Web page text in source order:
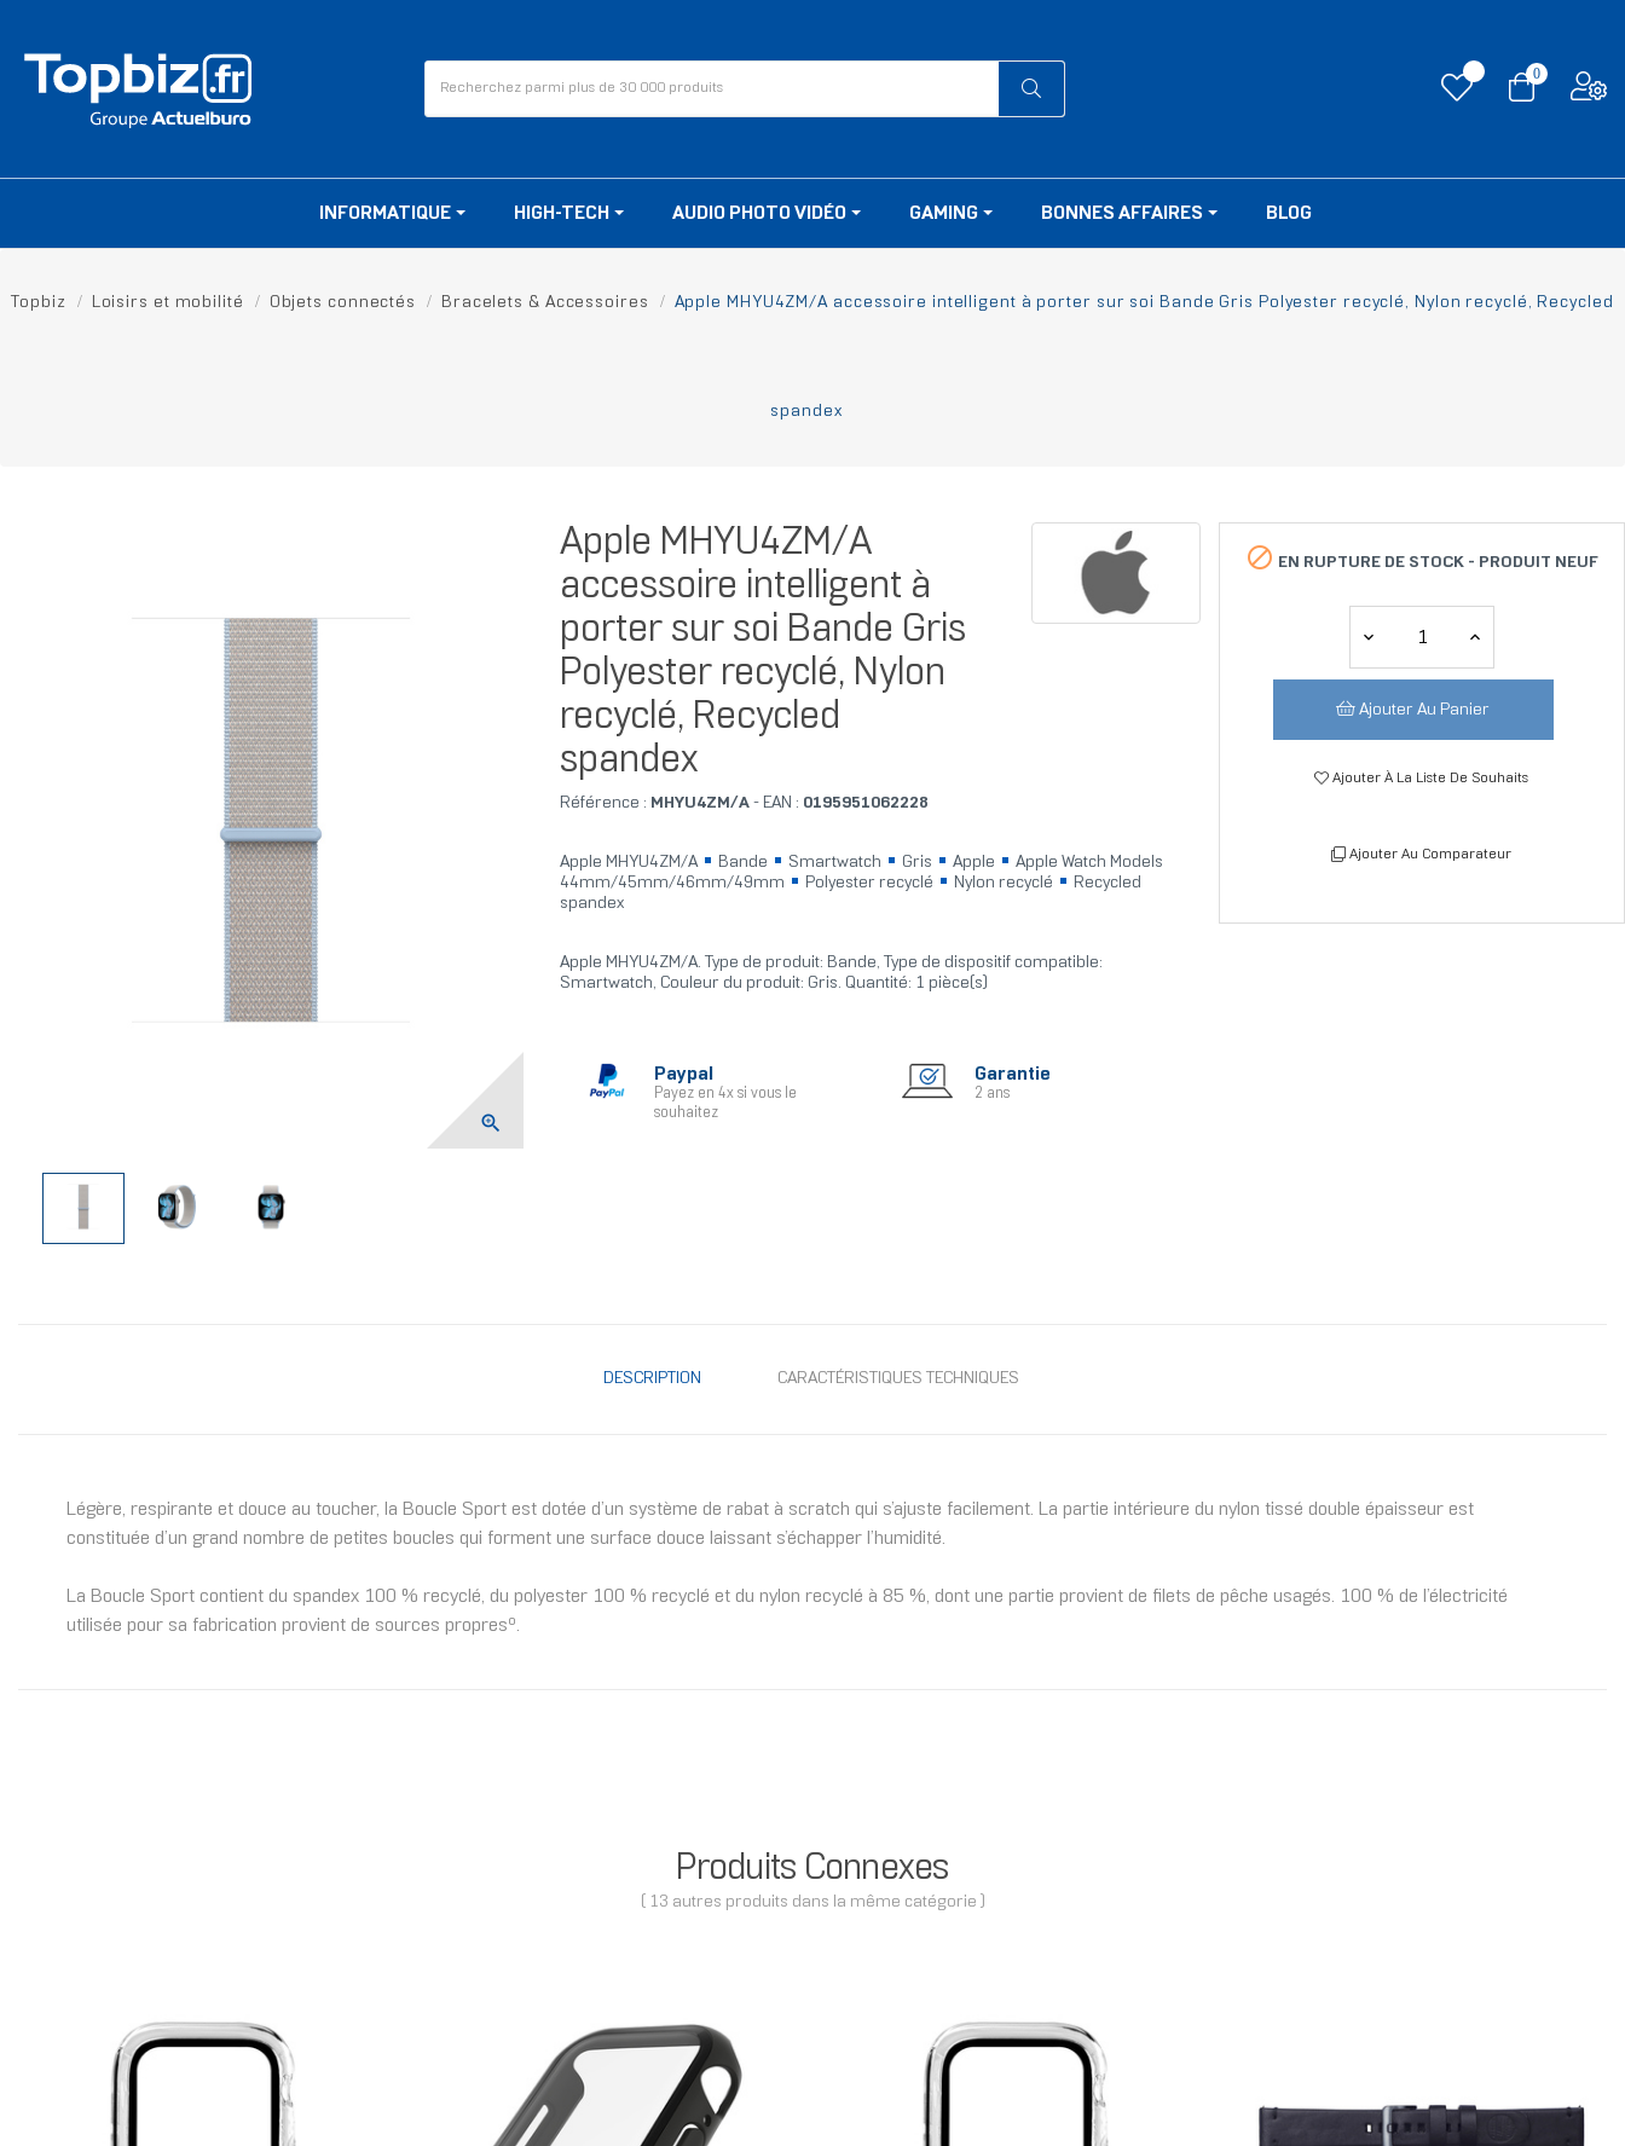
0
INFORMATIQUE HIGH-TECH AUDIO PHOTO VIDÉO GAMING BONNES AFFAIRES BLOG
Topbiz Loisirs et mobilité Objets connectés Bracelets & Accessoires Apple MHYU4ZM/A accessoire intelligent à porter sur soi Bande Gris Polyester recyclé, Nylon recyclé, Recycled
spandex

Apple MHYU4ZM/A
accessoire intelligent à
porter sur soi Bande Gris
Polyester recyclé, Nylon
recyclé, Recycled
spandex
Référence : MHYU4ZM/A- EAN : 0195951062228
Apple MHYU4ZM/A Bande Smartwatch Gris Apple
Apple Watch Models
44mm/45mm/46mm/49mm
Polyester recyclé Nylon recyclé
Recycled
spandex
Apple MHYU4ZM/A. Type de produit: Bande, Type de dispositif compatible:
Smartwatch, Couleur du produit: Gris. Quantité: 1 pièce(s)
Paypal
Payez en 4x si vous le
souhaitez
Garantie
2 ans
 EN RUPTURE DE STOCK - PRODUIT NEUF
Ajouter Au Panier
Ajouter À La Liste De Souhaits
Ajouter Au Comparateur
DESCRIPTION CARACTÉRISTIQUES TECHNIQUES
Légère, respirante et douce au toucher, la Boucle Sport est dotée d’un système de rabat à scratch qui s’ajuste facilement. La partie intérieure du nylon tissé double épaisseur est
constituée d’un grand nombre de petites boucles qui forment une surface douce laissant s’échapper l’humidité.
La Boucle Sport contient du spandex 100 % recyclé, du polyester 100 % recyclé et du nylon recyclé à 85 %, dont une partie provient de filets de pêche usagés. 100 % de l’électricité
utilisée pour sa fabrication provient de sources propresº.
Produits Connexes
( 13 autres produits dans la même catégorie )